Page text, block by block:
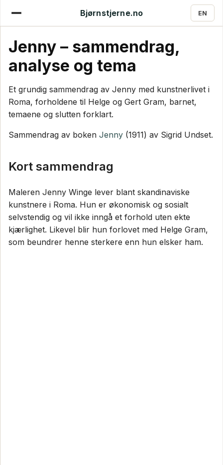
Bjørnstjerne.no EN
Jenny – sammendrag,
analyse og tema
Et grundig sammendrag av Jenny med kunstnerlivet i
Roma, forholdene til Helge og Gert Gram, barnet,
temaene og slutten forklart.
Sammendrag av boken Jenny (1911) av Sigrid Undset.
Kort sammendrag
Maleren Jenny Winge lever blant skandinaviske
kunstnere i Roma. Hun er økonomisk og sosialt
selvstendig og vil ikke inngå et forhold uten ekte
kjærlighet. Likevel blir hun forlovet med Helge Gram,
som beundrer henne sterkere enn hun elsker ham.